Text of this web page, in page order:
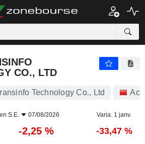
CO., LTD
Technology Co., Ltd
S.E. 07/08/2026 Varia. 1 janv.
-2,25 % -33,47 %